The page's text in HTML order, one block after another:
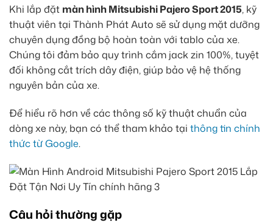
Khi lắp đặt màn hình Mitsubishi Pajero Sport 2015, kỹ
thuật viên tại Thành Phát Auto sẽ sử dụng mặt dưỡng
chuyên dụng đồng bộ hoàn toàn với tablo của xe.
Chúng tôi đảm bảo quy trình cắm jack zin 100%, tuyệt
đối không cắt trích dây điện, giúp bảo vệ hệ thống
nguyên bản của xe.
Để hiểu rõ hơn về các thông số kỹ thuật chuẩn của
dòng xe này, bạn có thể tham khảo tại thông tin chính
thức từ Google.
Câu hỏi thường gặp